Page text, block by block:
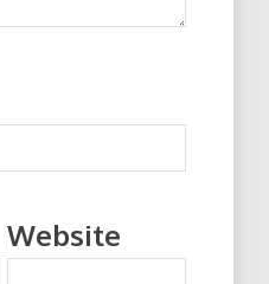
Website